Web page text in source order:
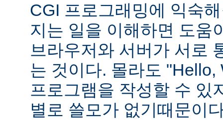
CGI 프로그래밍에 익숙
지는 일을 이해하면 도움
브라우저와 서버가 서로
는 것이다. 몰라도
프로그램을 작성할 수 있
별로 쓸모가 없기때문이